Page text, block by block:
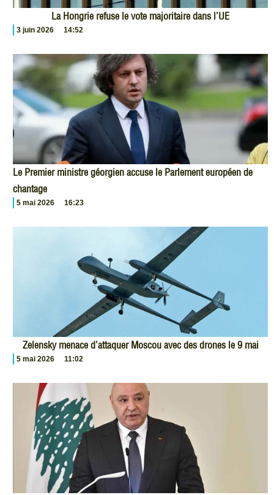
La Hongrie refuse le vote majoritaire dans l’UE
3 juin 2026 14:52
Le Premier ministre géorgien accuse le Parlement européen de
chantage
5 mai 2026 16:23
Zelensky menace d’attaquer Moscou avec des drones le 9 mai
5 mai 2026 11:02